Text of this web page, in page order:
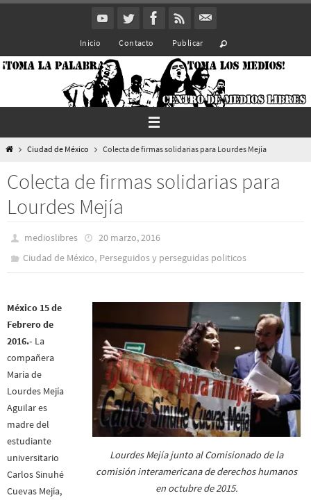
Inicio Contacto Publicar
InicioCiudad de México Colecta de firmas solidarias para Lourdes Mejía
Colecta de firmas solidarias para
Lourdes Mejía
medioslibres
20 marzo, 2016
Ciudad de México, Perseguidos y perseguidas politicos
Lourdes Mejía junto al Comisionado de la
comisión interamericana de derechos humanos
en octubre de 2015.
México 15 de
Febrero de
2016.- La
compañera
María de
Lourdes Mejía
Aguilar es
madre del
estudiante
universitario
Carlos Sinuhé
Cuevas Mejía,